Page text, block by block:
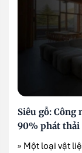
Siêu gỗ: Công
90% phát thải
» Một loại vật